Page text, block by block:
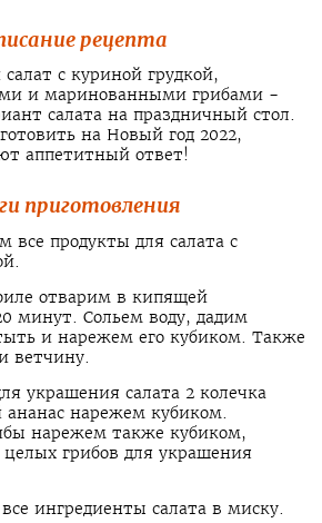
рецепта
с куриной грудкой,
и маринованными грибами -
салата на праздничный стол.
на Новый год 2022,
аппетитный ответ!
приготовления
все продукты для салата с
отварим в кипящей
минут. Сольем воду, дадим
и нарежем его кубиком. Также
ветчину.
украшения салата 2 колечка
ананас нарежем кубиком.
нарежем также кубиком,
грибов для украшения
ингредиенты салата в миску.